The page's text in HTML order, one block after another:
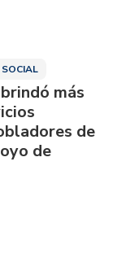
más
de
de